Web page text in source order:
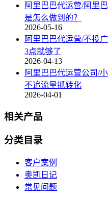
阿里巴巴代运营/阿里
是怎么做到的？
2026-05-16
阿里巴巴代运营/不投
3点就够了
2026-04-13
阿里巴巴代运营公司/
不追流量抓转化
2026-04-01
相关产品
分类目录
客户案例
奥凯日记
常见问题